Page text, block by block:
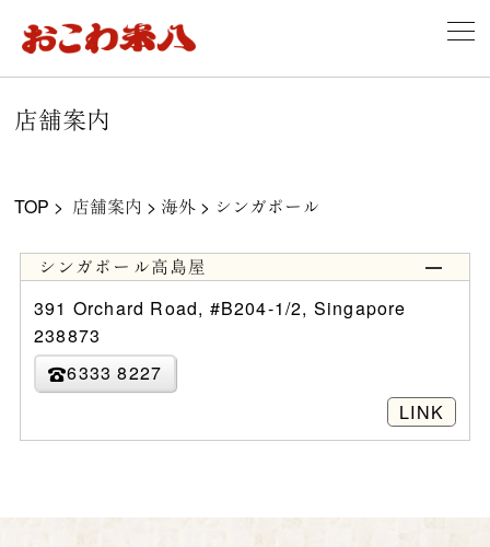
店舗案内
TOP > 店舗案内 > 海外 > シンガポール
シンガポール高島屋
391 Orchard Road, #B204-1/2, Singapore
238873
6333 8227
LINK